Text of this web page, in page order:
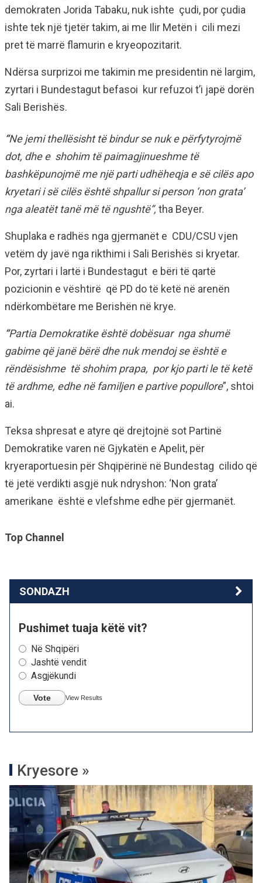
demokraten Jorida Tabaku, nuk ishte çudi, por çudia
ishte tek një tjetër takim, ai me Ilir Metën i cili mezi
pret të marrë flamurin e kryeopozitarit.
Ndërsa surprizoi me takimin me presidentin në largim,
zyrtari i Bundestagut befasoi kur refuzoi t’i japë dorën
Sali Berishës.
“Ne jemi thellësisht të bindur se nuk e përfytyrojmë
dot, dhe e shohim të paimagjinueshme të
bashkëpunojmë me një parti udhëheqja e së cilës apo
kryetari i së cilës është shpallur si person ‘non grata’
nga aleatët tanë më të ngushtë”, tha Beyer.
Shuplaka e radhës nga gjermanët e CDU/CSU vjen
vetëm dy javë nga rikthimi i Sali Berishës si kryetar.
Por, zyrtari i lartë i Bundestagut e bëri të qartë
pozicionin e vështirë që PD do të ketë në arenën
ndërkombëtare me Berishën në krye.
“Partia Demokratike është dobësuar nga shumë
gabime që janë bërë dhe nuk mendoj se është e
rëndësishme të shohim prapa, por kjo parti le të ketë
të ardhme, edhe në familjen e partive popullore”, shtoi
ai.
Teksa shpresat e atyre që drejtojnë sot Partinë
Demokratike varen në Gjykatën e Apelit, për
kryeraportuesin për Shqipërinë në Bundestag cilido që
të jetë verdikti asgjë nuk ndryshon: ‘Non grata’
amerikane është e vlefshme edhe për gjermanët.
Top Channel
SONDAZH
Pushimet tuaja këtë vit?
Në Shqipëri
Jashtë vendit
Asgjëkundi
Vote View Results
Kryesore »